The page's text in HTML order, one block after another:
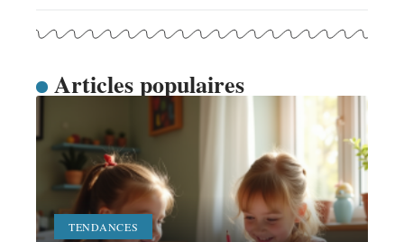
Articles populaires
TENDANCES